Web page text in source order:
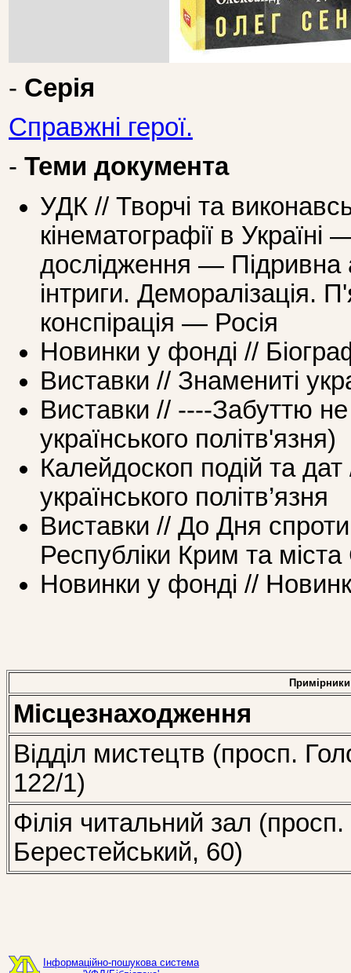
- Серія
Справжні герої.
- Теми документа
УДК // Творчі та
кінематографії в Україні
дослідження — Підривна
інтриги. Деморалізація.
конспірація — Росія
Новинки у фонді //
Виставки // Знамениті
Виставки // ----Забуттю
українського політв'язня)
Калейдоскоп подій та
українського політв’язня
Виставки // До Дня
Республіки Крим та
Новинки у фонді //
Примірники
Місцезнаходження
Відділ мистецтв (просп.
122/1)
Філія читальний зал (просп.
Берестейський, 60)
Інформаційно-пошукова система